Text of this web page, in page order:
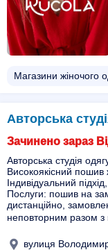
Магазини жіночого
Авторська
Зачинено зараз
Авторська студія
Високоякісний пошив
Індивідуальний
Послуги: пошив на
дистанційно,
неповторним разом
вулиця